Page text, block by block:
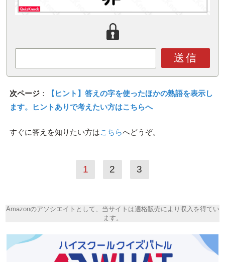
送信
次ページ：
【ヒント】答えの字を使ったほかの熟語を表示し
ます。ヒントありで考えたい方はこちらへ
すぐに答えを知りたい方はこちらへどうぞ。
1 2 3
Amazonのアソシエイトとして、当サイトは適格販売により収入を得てい
ます。